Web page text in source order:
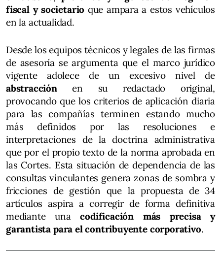
fiscal y societario que ampara a estos vehículos
en la actualidad.
Desde los equipos técnicos y legales de las firmas
de asesoría se argumenta que el marco jurídico
vigente adolece de un excesivo nivel de
abstracciónen su redactado original,
provocando que los criterios de aplicación diaria
para las compañías terminen estando mucho
más definidos por las resoluciones e
interpretaciones de la doctrina administrativa
que por el propio texto de la norma aprobada en
las Cortes. Esta situación de dependencia de las
consultas vinculantes genera zonas de sombra y
fricciones de gestión que la propuesta de 34
artículos aspira a corregir de forma definitiva
mediante unacodificación más precisa y
garantista para el contribuyente corporativo.